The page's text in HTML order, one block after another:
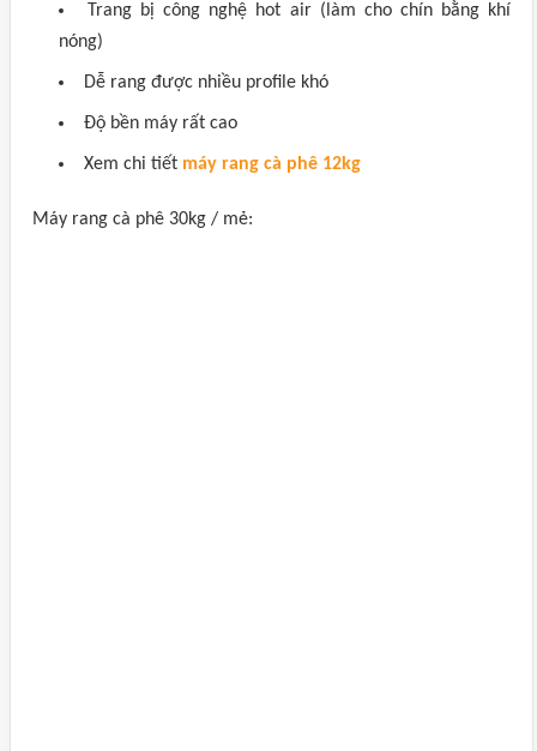
Trang bị công nghệ hot air (làm cho chín bằng khí
nóng)
Dễ rang được nhiều profile khó
Độ bền máy rất cao
Xem chi tiết máy rang cà phê 12kg
Máy rang cà phê 30kg / mẻ: